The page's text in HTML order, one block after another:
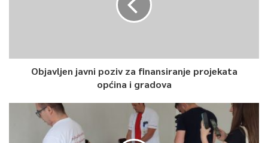
Objavljen javni poziv za finansiranje projekata
općina i gradova